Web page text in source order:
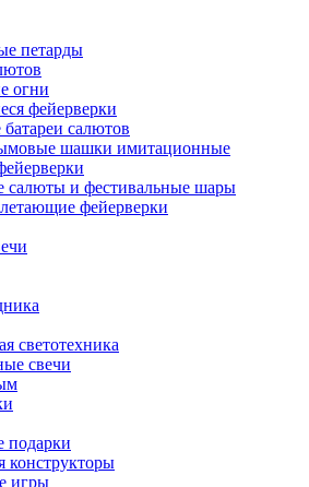
петарды
огни
фейерверки
батареи салютов
шашки имитационные
салюты и фестивальные шары
фейерверки
светотехника
свечи
подарки
конструкторы
игры